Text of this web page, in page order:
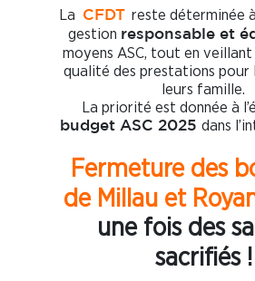
La CFDT
reste déterminée
gestion responsable et
moyens ASC, tout en
qualité des prestations pour
leurs famille.
La priorité est donnée à
budget ASC 2025 dans
Fermeture des
de Millau et
une fois des
sacrifiés !